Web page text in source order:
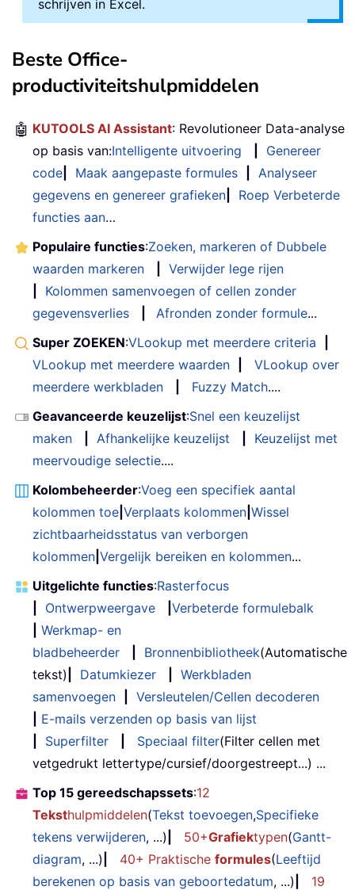
schrijven in Excel.
Beste Office-
productiviteitshulpmiddelen
🤖 KUTOOLS AI Assistant: Revolutioneer Data-analyse
op basis van:Intelligente uitvoering
Genereer
code
Maak aangepaste formules
Analyseer
gegevens en genereer grafieken
Roep Verbeterde
functies aan…
Populaire functies:Zoeken, markeren of Dubbele
waarden markeren
Verwijder lege rijen
Kolommen samenvoegen of cellen zonder
gegevensverlies
Afronden zonder formule...
Super ZOEKEN:VLookup met meerdere criteria
VLookup met meerdere waarden
VLookup over
meerdere werkbladen
Fuzzy Match....
Geavanceerde keuzelijst:Snel een keuzelijst
maken
Afhankelijke keuzelijst
Keuzelijst met
meervoudige selectie....
Kolombeheerder:Voeg een specifiek aantal
kolommen toe Verplaats kolommen Wissel
zichtbaarheidsstatus van verborgen
kolommen Vergelijk bereiken en kolommen...
Uitgelichte functies:Rasterfocus
Ontwerpweergave
Verbeterde formulebalk
Werkmap- en
bladbeheerder
Bronnenbibliotheek(Automatische
tekst)
Datumkiezer
Werkbladen
samenvoegen
Versleutelen/Cellen decoderen
E-mails verzenden op basis van lijst
Superfilter Speciaal filter(Filter cellen met
vetgedrukt lettertype/cursief/doorgestreept...) ...
Top 15 gereedschapssets:12
Teksthulpmiddelen(Tekst toevoegen,Specifieke
tekens verwijderen, ...) 50+Grafiektypen(Gantt-
diagram, ...) 40+ Praktische formules(Leeftijd
berekenen op basis van geboortedatum, ...)
19